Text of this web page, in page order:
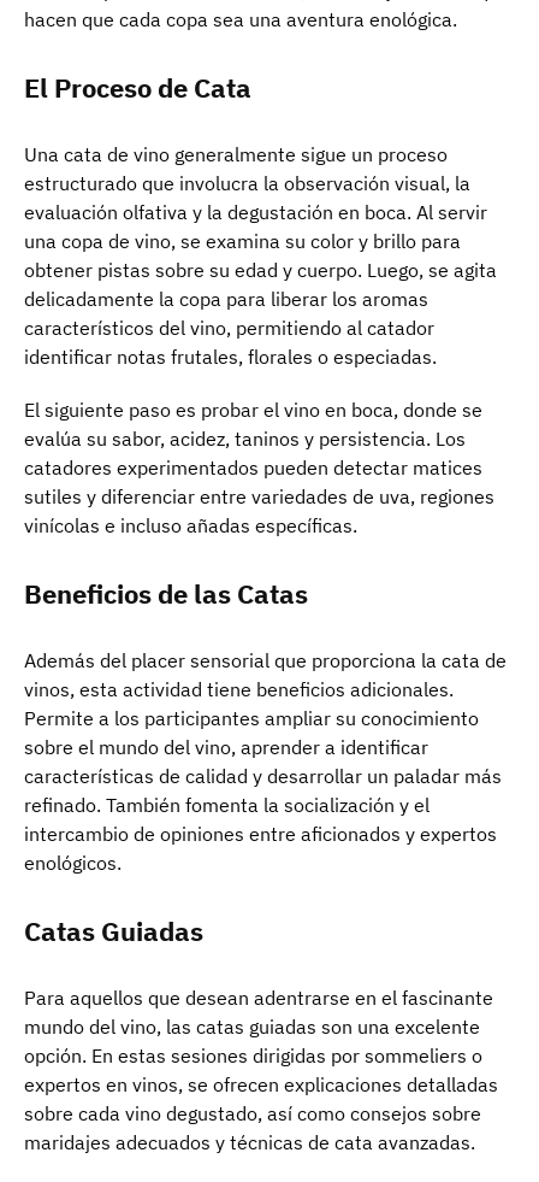
hacen que cada copa sea una aventura enológica.
El Proceso de Cata
Una cata de vino generalmente sigue un proceso
estructurado que involucra la observación visual, la
evaluación olfativa y la degustación en boca. Al servir
una copa de vino, se examina su color y brillo para
obtener pistas sobre su edad y cuerpo. Luego, se agita
delicadamente la copa para liberar los aromas
característicos del vino, permitiendo al catador
identificar notas frutales, florales o especiadas.
El siguiente paso es probar el vino en boca, donde se
evalúa su sabor, acidez, taninos y persistencia. Los
catadores experimentados pueden detectar matices
sutiles y diferenciar entre variedades de uva, regiones
vinícolas e incluso añadas específicas.
Beneficios de las Catas
Además del placer sensorial que proporciona la cata de
vinos, esta actividad tiene beneficios adicionales.
Permite a los participantes ampliar su conocimiento
sobre el mundo del vino, aprender a identificar
características de calidad y desarrollar un paladar más
refinado. También fomenta la socialización y el
intercambio de opiniones entre aficionados y expertos
enológicos.
Catas Guiadas
Para aquellos que desean adentrarse en el fascinante
mundo del vino, las catas guiadas son una excelente
opción. En estas sesiones dirigidas por sommeliers o
expertos en vinos, se ofrecen explicaciones detalladas
sobre cada vino degustado, así como consejos sobre
maridajes adecuados y técnicas de cata avanzadas.